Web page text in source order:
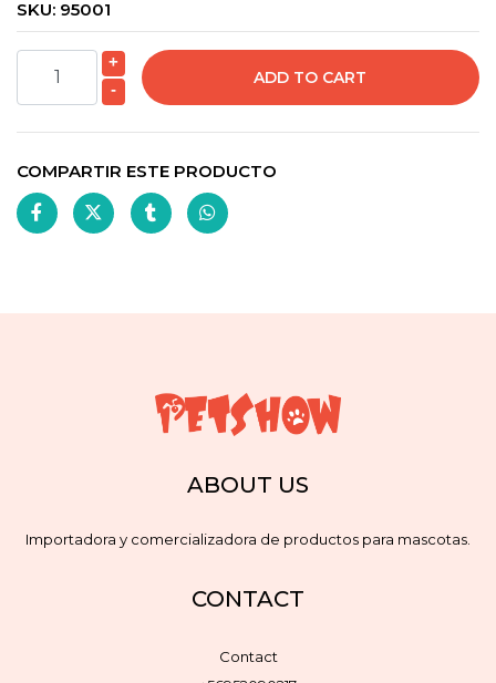
SKU: 95001
+
-
COMPARTIR ESTE PRODUCTO
ABOUT US
Importadora y comercializadora de productos para mascotas.
CONTACT
Contact